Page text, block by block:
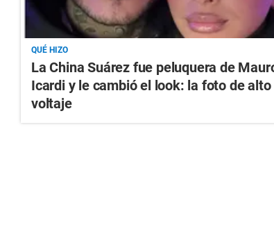
QUÉ HIZO
La China Suárez fue peluquera de
Icardi y le cambió el look: la foto de alto
voltaje